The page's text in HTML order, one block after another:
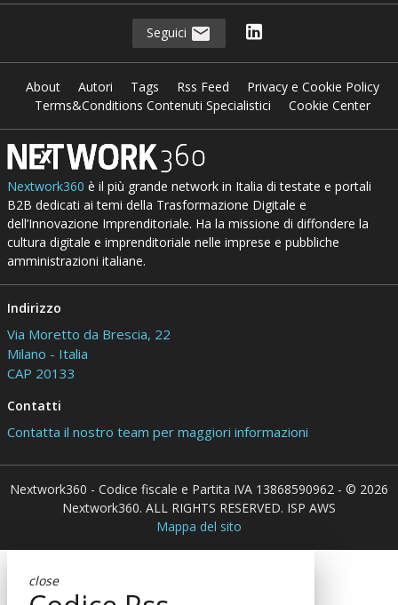
Seguici
About Autori Tags Rss Feed
Privacy e Cookie Policy
Terms&Conditions Contenuti Specialistici
Cookie Center
Nextwork360 è il più grande network in Italia di testate e portali
B2B dedicati ai temi della Trasformazione Digitale e
dell’Innovazione Imprenditoriale. Ha la missione di diffondere la
cultura digitale e imprenditoriale nelle imprese e pubbliche
amministrazioni italiane.
Indirizzo
Via Moretto da Brescia, 22
Milano - Italia
CAP 20133
Contatti
Contatta il nostro team per maggiori informazioni
Nextwork360 - Codice fiscale e Partita IVA 13868590962 - © 2026
Nextwork360. ALL RIGHTS RESERVED. ISP AWS
Mappa del sito
close